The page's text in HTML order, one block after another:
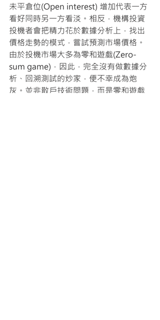
未平倉位(Open interest) 增加代表一方
看好同時另一方看淡。相反，機構投資
投機者會把精力花於數據分析上，找出
價格走勢的模式，嘗試預測市場價格。
由於投機市場大多為零和遊戲(Zero-
sum game)，因此，完全沒有做數據分
析、回溯測試的炒家，便不幸成為炮
灰。並非散戶技術問題，而是零和遊戲